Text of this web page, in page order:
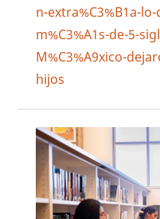
n-extra%C3%B1a-
m%C3%A1s-de-5-
M%C3%A9xico-
hijos